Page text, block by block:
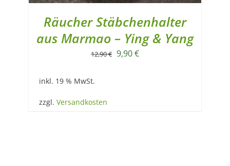
Räucher Stäbchenhalter
aus Marmao – Ying & Yang
12,90€ Ursprünglicher
9,90€Aktueller
inkl. 19 % MwSt.
zzgl. Versandkosten